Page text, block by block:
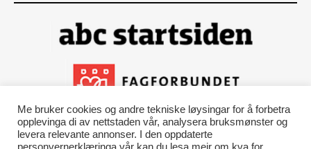
Me bruker cookies og andre tekniske løysingar for å forbetra
opplevinga di av nettstaden vår, analysera bruksmønster og
levera relevante annonser. I den oppdaterte